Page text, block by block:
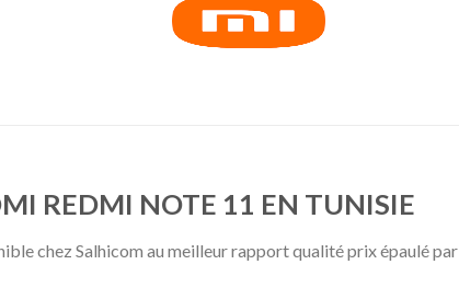
REDMI NOTE 11 EN TUNISIE
chez Salhicom au meilleur rapport qualité prix épaulé par